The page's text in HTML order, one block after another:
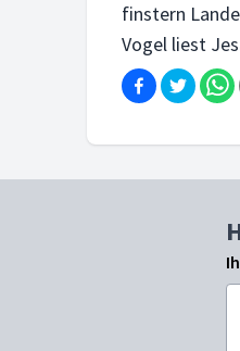
finstern
Vogel liest